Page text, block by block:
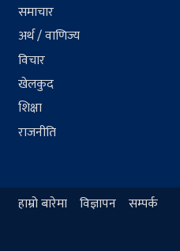
समाचार
अर्थ / वाणिज्य
विचार
खेलकुद
शिक्षा
राजनीति
हाम्रो बारेमा विज्ञापन सम्पर्क